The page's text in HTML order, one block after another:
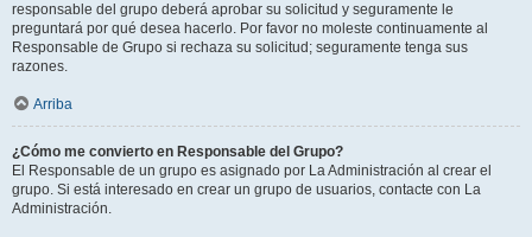
responsable del grupo deberá aprobar su solicitud y seguramente le
preguntará por qué desea hacerlo. Por favor no moleste continuamente al
Responsable de Grupo si rechaza su solicitud; seguramente tenga sus
razones.
Arriba
¿Cómo me convierto en Responsable del Grupo?
El Responsable de un grupo es asignado por La Administración al crear el
grupo. Si está interesado en crear un grupo de usuarios, contacte con La
Administración.